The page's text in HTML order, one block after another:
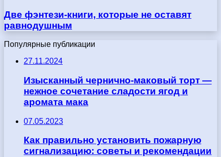
Две фэнтези-книги, которые не оставят
равнодушным
Популярные публикации
27.11.2024
Изысканный чернично-маковый торт —
нежное сочетание сладости ягод и
аромата мака
07.05.2023
Как правильно установить пожарную
сигнализацию: советы и рекомендации